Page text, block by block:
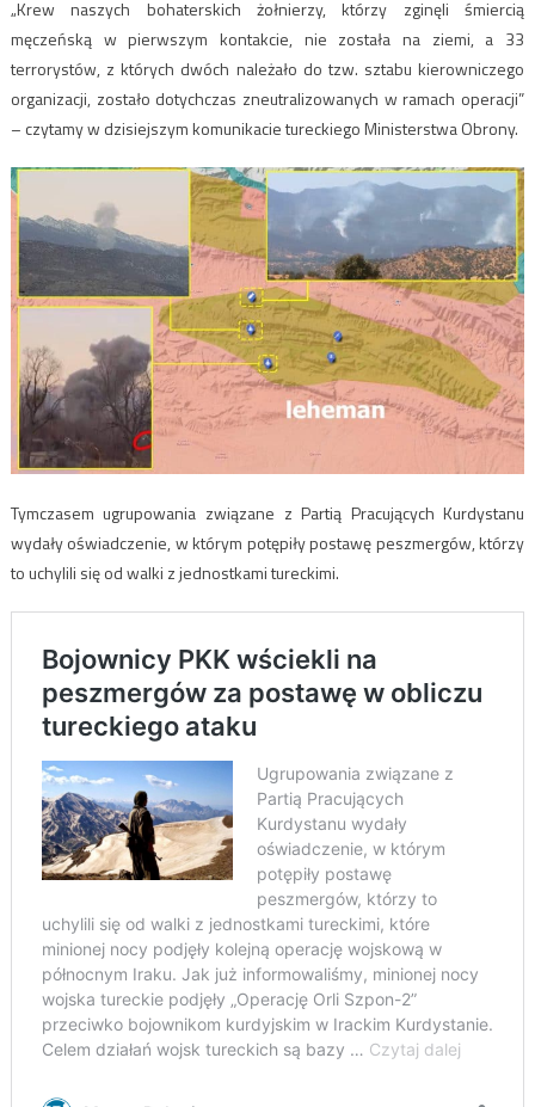
„Krew naszych bohaterskich żołnierzy, którzy zginęli śmiercią
męczeńską w pierwszym kontakcie, nie została na ziemi, a 33
terrorystów, z których dwóch należało do tzw. sztabu kierowniczego
organizacji, zostało dotychczas zneutralizowanych w ramach operacji”
– czytamy w dzisiejszym komunikacie tureckiego Ministerstwa Obrony.
Tymczasem ugrupowania związane z Partią Pracujących Kurdystanu
wydały oświadczenie, w którym potępiły postawę peszmergów, którzy
to uchylili się od walki z jednostkami tureckimi.